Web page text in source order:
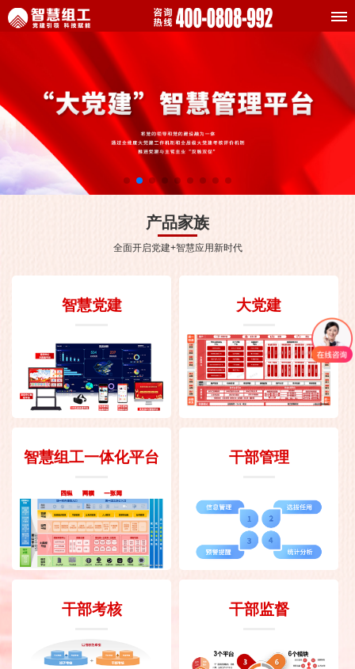
产品家族
全面开启党建+智慧应用新时代
智慧党建 大党建
智慧组工一体化平台 干部管理
干部考核 干部监督